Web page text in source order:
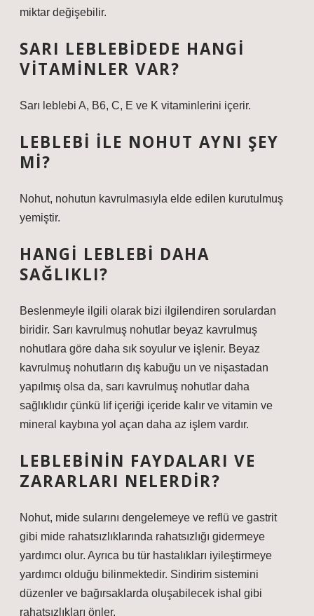
miktar değişebilir.
SARI LEBLEBIDEDE HANGI
VITAMINLER VAR?
Sarı leblebi A, B6, C, E ve K vitaminlerini içerir.
LEBLEBI ILE NOHUT AYNI ŞEY
MI?
Nohut, nohutun kavrulmasıyla elde edilen kurutulmuş
yemiştir.
HANGI LEBLEBI DAHA
SAĞLIKLI?
Beslenmeyle ilgili olarak bizi ilgilendiren sorulardan
biridir. Sarı kavrulmuş nohutlar beyaz kavrulmuş
nohutlara göre daha sık soyulur ve işlenir. Beyaz
kavrulmuş nohutların dış kabuğu un ve nişastadan
yapılmış olsa da, sarı kavrulmuş nohutlar daha
sağlıklıdır çünkü lif içeriği içeride kalır ve vitamin ve
mineral kaybına yol açan daha az işlem vardır.
LEBLEBININ FAYDALARI VE
ZARARLARI NELERDIR?
Nohut, mide sularını dengelemeye ve reflü ve gastrit
gibi mide rahatsızlıklarında rahatsızlığı gidermeye
yardımcı olur. Ayrıca bu tür hastalıkları iyileştirmeye
yardımcı olduğu bilinmektedir. Sindirim sistemini
düzenler ve bağırsaklarda oluşabilecek ishal gibi
rahatsızlıkları önler.